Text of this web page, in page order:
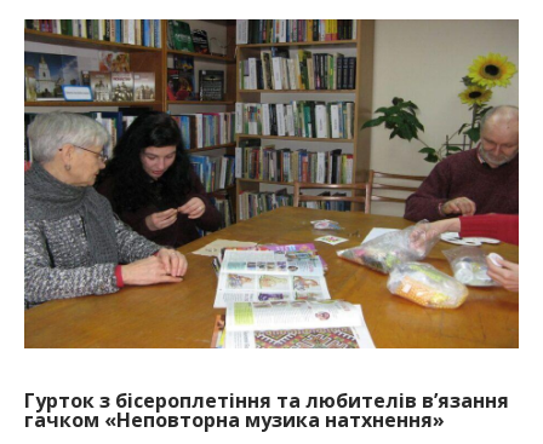
Гурток з бісероплетіння та любителів в’язання
гачком «Неповторна музика натхнення»